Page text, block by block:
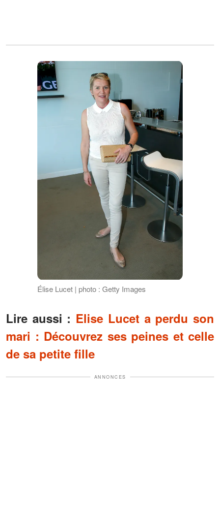
Élise Lucet | photo : Getty Images
Lire aussi : Elise Lucet a perdu son
mari : Découvrez ses peines et celle
de sa petite fille
ANNONCES